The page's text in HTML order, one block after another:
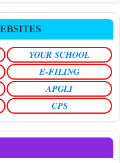
YOUR SCHOOL
E-FILING
APGLI
CPS